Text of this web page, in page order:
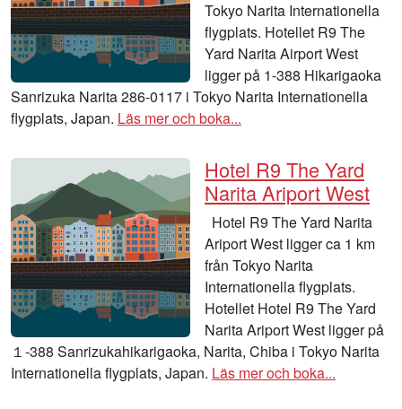
Tokyo Narita Internationella
flygplats. Hotellet R9 The
Yard Narita Airport West
ligger på 1-388 Hikarigaoka
Sanrizuka Narita 286-0117 i Tokyo Narita Internationella
flygplats, Japan. Läs mer och boka...
Hotel R9 The Yard
Narita Ariport West
Hotel R9 The Yard Narita
Ariport West ligger ca 1 km
från Tokyo Narita
Internationella flygplats.
Hotellet Hotel R9 The Yard
Narita Ariport West ligger på
１-388 Sanrizukahikarigaoka, Narita, Chiba i Tokyo Narita
Internationella flygplats, Japan. Läs mer och boka...